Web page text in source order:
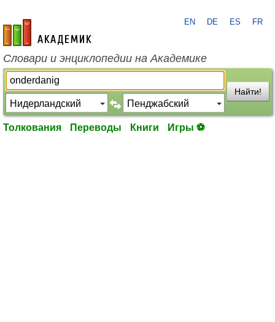
academic.ru
EN DE ES FR
Словари и энциклопедии на Академике
Найти!
Толкования Переводы Книги Игры ⚽